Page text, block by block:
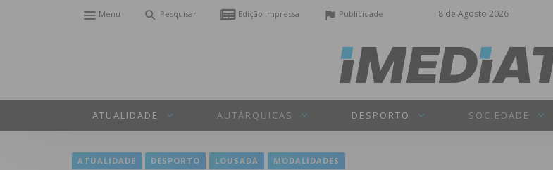
8 de Agosto 2026
Menu Pesquisar Edição Impressa Publicidade
ATUALIDADE AUTÁRQUICAS DESPORTO SOCIEDADE
ATUALIDADE DESPORTO LOUSADA MODALIDADES